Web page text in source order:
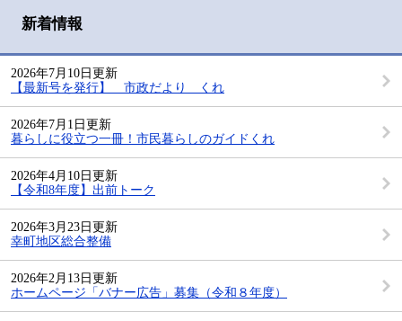
新着情報
2026年7月10日更新
【最新号を発行】 市政だより くれ
2026年7月1日更新
暮らしに役立つ一冊！市民暮らしのガイドくれ
2026年4月10日更新
【令和8年度】出前トーク
2026年3月23日更新
幸町地区総合整備
2026年2月13日更新
ホームページ「バナー広告」募集（令和８年度）